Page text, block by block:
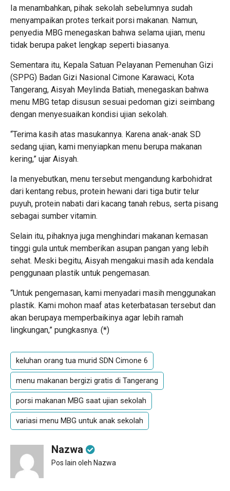
Ia menambahkan, pihak sekolah sebelumnya sudah
menyampaikan protes terkait porsi makanan. Namun,
penyedia MBG menegaskan bahwa selama ujian, menu
tidak berupa paket lengkap seperti biasanya.
Sementara itu, Kepala Satuan Pelayanan Pemenuhan Gizi
(SPPG) Badan Gizi Nasional Cimone Karawaci, Kota
Tangerang, Aisyah Meylinda Batiah, menegaskan bahwa
menu MBG tetap disusun sesuai pedoman gizi seimbang
dengan menyesuaikan kondisi ujian sekolah.
“Terima kasih atas masukannya. Karena anak-anak SD
sedang ujian, kami menyiapkan menu berupa makanan
kering,” ujar Aisyah.
Ia menyebutkan, menu tersebut mengandung karbohidrat
dari kentang rebus, protein hewani dari tiga butir telur
puyuh, protein nabati dari kacang tanah rebus, serta pisang
sebagai sumber vitamin.
Selain itu, pihaknya juga menghindari makanan kemasan
tinggi gula untuk memberikan asupan pangan yang lebih
sehat. Meski begitu, Aisyah mengakui masih ada kendala
penggunaan plastik untuk pengemasan.
“Untuk pengemasan, kami menyadari masih menggunakan
plastik. Kami mohon maaf atas keterbatasan tersebut dan
akan berupaya memperbaikinya agar lebih ramah
lingkungan,” pungkasnya. (*)
keluhan orang tua murid SDN Cimone 6
menu makanan bergizi gratis di Tangerang
porsi makanan MBG saat ujian sekolah
variasi menu MBG untuk anak sekolah
Nazwa
Pos lain oleh Nazwa